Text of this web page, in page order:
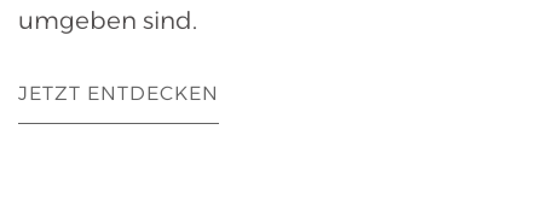
umgeben sind.
JETZT ENTDECKEN